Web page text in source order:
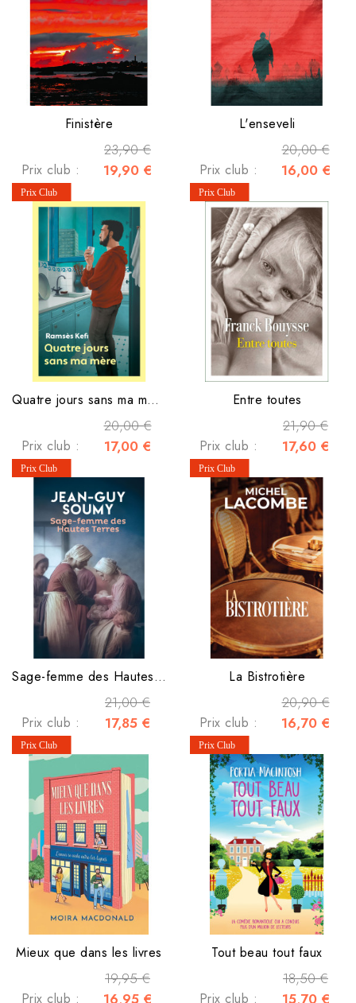
Finistère
23,90 €
Prix club : 19,90 €
L'enseveli
20,00 €
Prix club : 16,00 €
Quatre jours sans ma mère
20,00 €
Prix club : 17,00 €
Entre toutes
21,90 €
Prix club : 17,60 €
Sage-femme des Hautes Terres
21,00 €
Prix club : 17,85 €
La Bistrotière
20,90 €
Prix club : 16,70 €
Mieux que dans les livres
19,95 €
Prix club : 16,95 €
Tout beau tout faux
18,50 €
Prix club : 15,70 €